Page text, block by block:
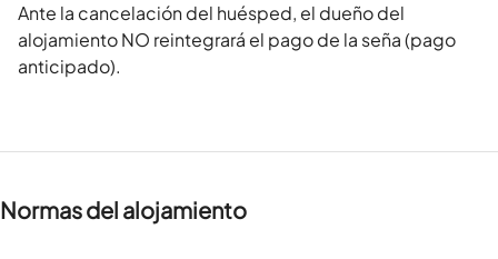
Ante la cancelación del huésped, el dueño del
alojamiento NO reintegrará el pago de la seña (pago
anticipado).
Normas del alojamiento